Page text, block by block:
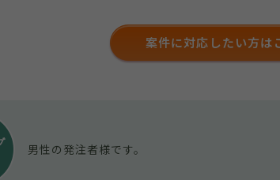
案件に対応したい方は
男性の発注者様です。